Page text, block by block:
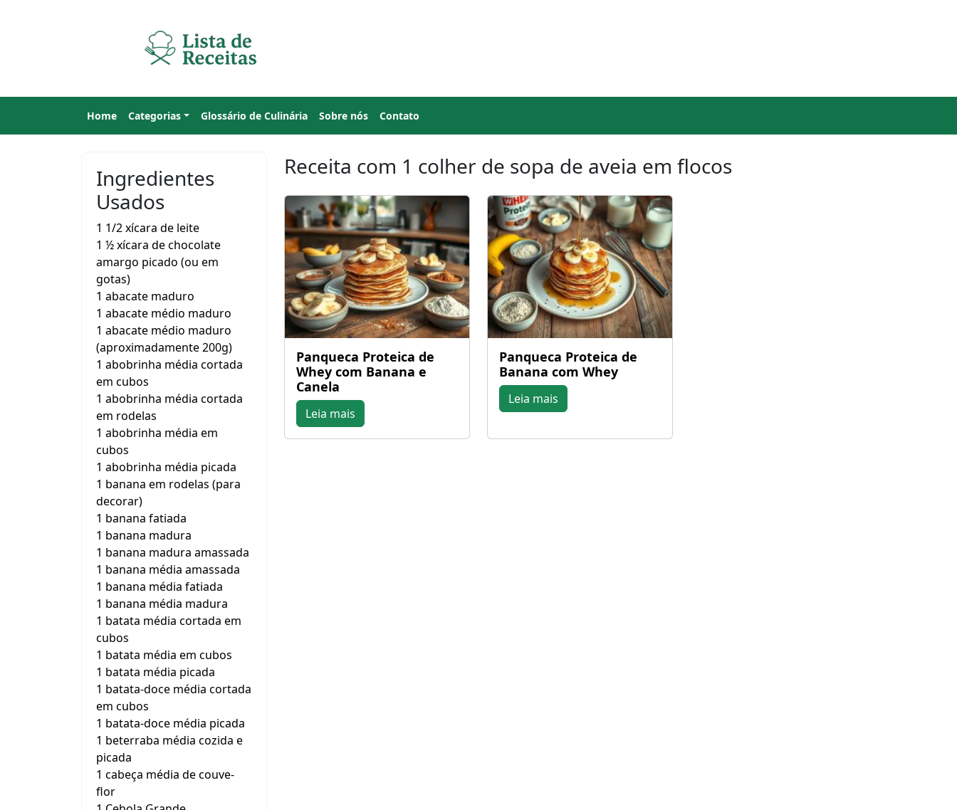
Home Categorias Glossário de Culinária Sobre nós Contato
Ingredientes
Usados
1 1/2 xícara de leite
1 ½ xícara de chocolate
amargo picado (ou em
gotas)
1 abacate maduro
1 abacate médio maduro
1 abacate médio maduro
(aproximadamente 200g)
1 abobrinha média cortada
em cubos
1 abobrinha média cortada
em rodelas
1 abobrinha média em
cubos
1 abobrinha média picada
1 banana em rodelas (para
decorar)
1 banana fatiada
1 banana madura
1 banana madura amassada
1 banana média amassada
1 banana média fatiada
1 banana média madura
1 batata média cortada em
cubos
1 batata média em cubos
1 batata média picada
1 batata-doce média cortada
em cubos
1 batata-doce média picada
1 beterraba média cozida e
picada
1 cabeça média de couve-
flor
Receita com 1 colher de sopa de aveia em flocos
Panqueca Proteica de
Whey com Banana e
Canela
Leia mais
Panqueca Proteica de
Banana com Whey
Leia mais